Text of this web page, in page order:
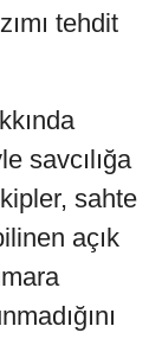
tehdit
savcılığa
sahte
açık